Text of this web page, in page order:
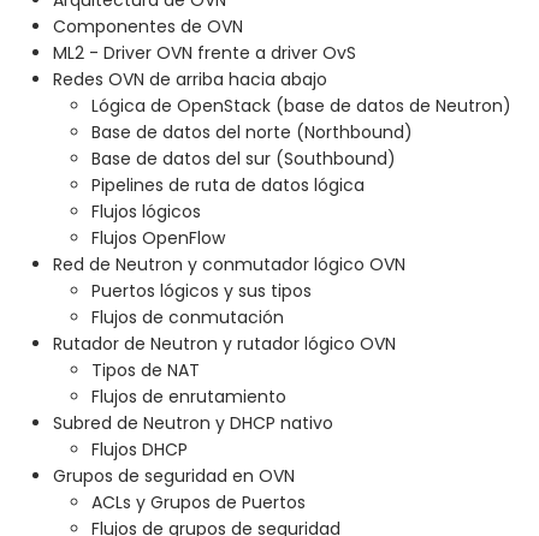
Componentes de OVN
ML2 - Driver OVN frente a driver OvS
Redes OVN de arriba hacia abajo
Lógica de OpenStack (base de datos de Neutron)
Base de datos del norte (Northbound)
Base de datos del sur (Southbound)
Pipelines de ruta de datos lógica
Flujos lógicos
Flujos OpenFlow
Red de Neutron y conmutador lógico OVN
Puertos lógicos y sus tipos
Flujos de conmutación
Rutador de Neutron y rutador lógico OVN
Tipos de NAT
Flujos de enrutamiento
Subred de Neutron y DHCP nativo
Flujos DHCP
Grupos de seguridad en OVN
ACLs y Grupos de Puertos
Flujos de grupos de seguridad